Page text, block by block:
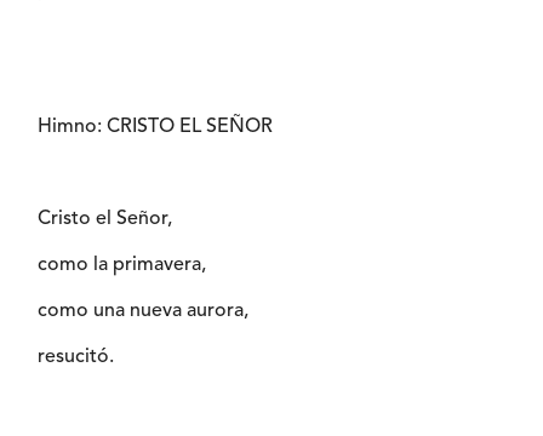
Himno: CRISTO EL SEÑOR
Cristo el Señor,
como la primavera,
como una nueva aurora,
resucitó.